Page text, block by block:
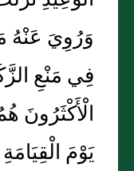
وَرُوِيَ عَنْهُ
فِي مَنْعِ
الْأَكْثَرُونَ
يَوْمَ